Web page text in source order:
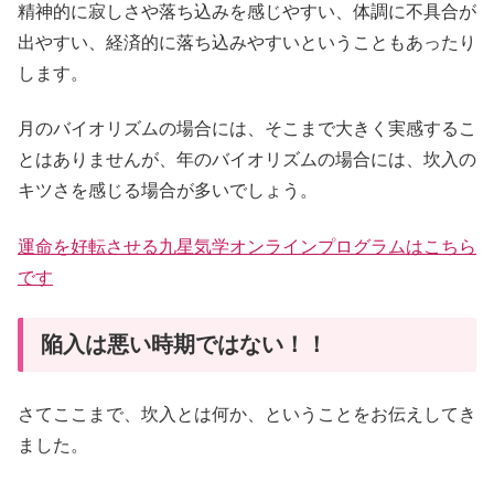
精神的に寂しさや落ち込みを感じやすい、体調に不具合が
出やすい、経済的に落ち込みやすいということもあったり
します。
月のバイオリズムの場合には、そこまで大きく実感するこ
とはありませんが、年のバイオリズムの場合には、坎入の
キツさを感じる場合が多いでしょう。
運命を好転させる九星気学オンラインプログラムはこちら
です
陥入は悪い時期ではない！！
さてここまで、坎入とは何か、ということをお伝えしてき
ました。